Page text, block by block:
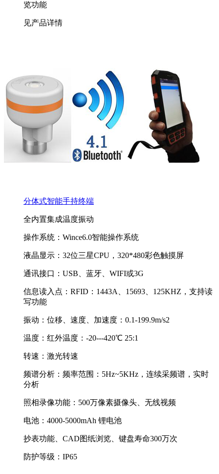
览功能
见产品详情
分体式智能手持终端
全内置集成温度振动
操作系统：Wince6.0智能操作系统
液晶显示：32位三星CPU，320*480彩色触摸屏
通讯接口：USB、蓝牙、WIFI或3G
信息读入点：RFID：1443A、15693、125KHZ，支持读
写功能
振动：位移、速度、加速度：0.1-199.9m/s2
温度：红外温度：-20---420℃ 25:1
转速：激光转速
频谱分析：频率范围：5Hz~5KHz，连续采频谱，实时
分析
照相录像功能：500万像素摄像头、无线视频
电池：4000-5000mAh 锂电池
抄表功能、CAD图纸浏览、键盘寿命300万次
防护等级：IP65